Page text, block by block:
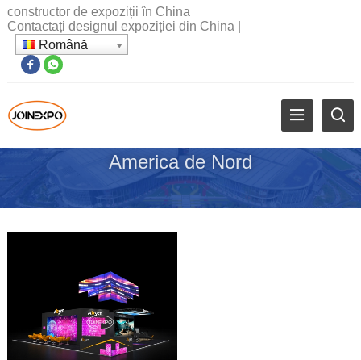
constructor de expoziții în China
Contactați designul expoziției din China
Română
America de Nord